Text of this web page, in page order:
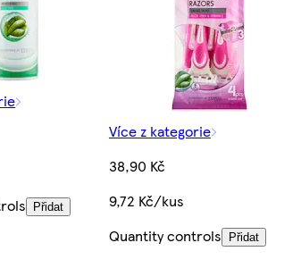
Přidat
Více z kategorie
38,90 Kč
9,72 Kč/kus
Quantity controls
Přidat